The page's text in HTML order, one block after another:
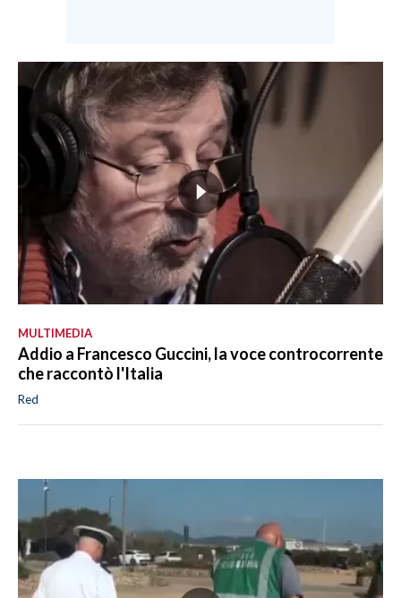
MULTIMEDIA
Addio a Francesco Guccini, la voce controcorrente
che raccontò l'Italia
Red